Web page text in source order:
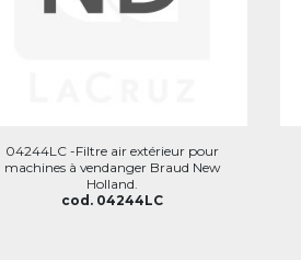
04244LC -Filtre air extérieur pour
machines à vendanger Braud New
Holland.
cod. 04244LC